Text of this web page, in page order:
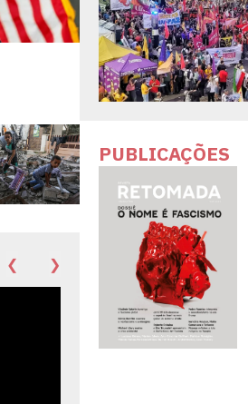
❮ ❯
PUBLICAÇÕES